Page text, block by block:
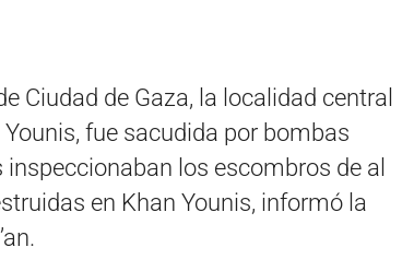
Ciudad de Gaza, la localidad central
fue sacudida por bombas
los escombros de al
en Khan Younis, informó la